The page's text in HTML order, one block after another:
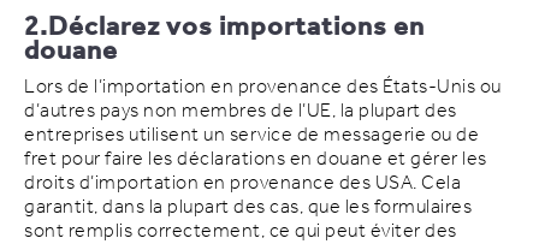
2.Déclarez vos importations en
douane
Lors de l’importation en provenance des États-Unis ou
d’autres pays non membres de l’UE, la plupart des
entreprises utilisent un service de messagerie ou de
fret pour faire les déclarations en douane et gérer les
droits d’importation en provenance des USA. Cela
garantit, dans la plupart des cas, que les formulaires
sont remplis correctement, ce qui peut éviter des